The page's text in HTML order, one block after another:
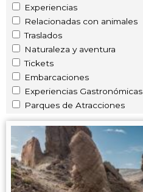
Experiencias
Relacionadas con animales
Traslados
Naturaleza y aventura
Tickets
Embarcaciones
Experiencias Gastronómicas
Parques de Atracciones